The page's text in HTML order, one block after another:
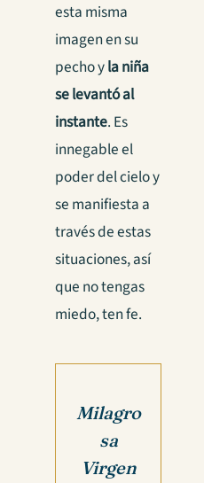
esta misma
imagen en su
pecho yla niña
se levantó al
instante. Es
innegable el
poder del cielo y
se manifiesta a
través de estas
situaciones, así
que no tengas
miedo, ten fe.
Milagro
sa
Virgen